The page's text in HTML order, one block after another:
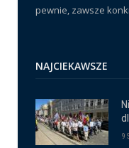
pewnie, zawsze
NAJCIEKAWSZE
9